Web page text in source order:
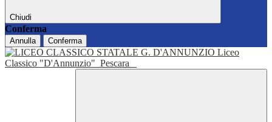
Chiudi
Conferma
Annulla Conferma
Liceo
Classico "D'Annunzio" Pescara